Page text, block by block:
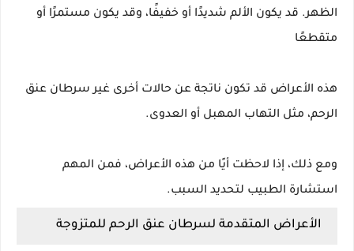
الظهر. قد يكون الألم شديدًا أو خفيفًا، وقد يكون مستمرًا أو
متقطعًا
هذه الأعراض قد تكون ناتجة عن حالات أخرى غير سرطان عنق
الرحم، مثل التهاب المهبل أو العدوى.
ومع ذلك، إذا لاحظت أيًا من هذه الأعراض، فمن المهم
استشارة الطبيب لتحديد السبب.
الأعراض المتقدمة لسرطان عنق الرحم للمتزوجة